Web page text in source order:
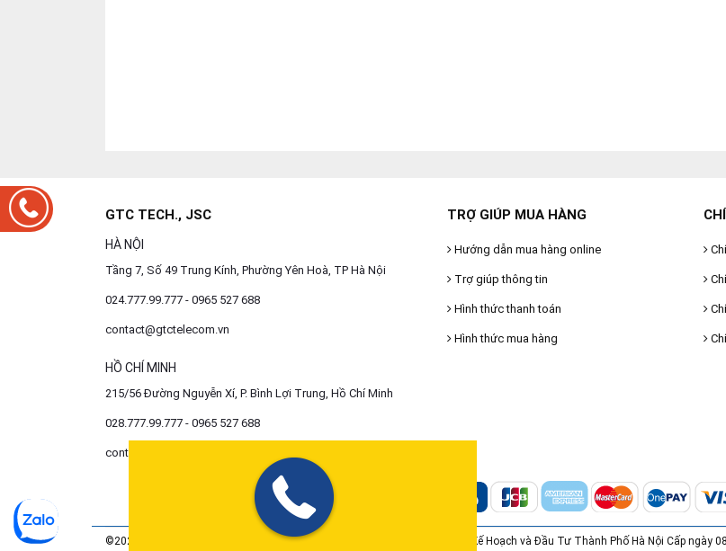
GTC TECH., JSC
HÀ NỘI
Tầng 7, Số 49 Trung Kính, Phường Yên Hoà, TP Hà Nội
024.777.99.777 - 0965 527 688
contact@gtctelecom.vn
HỒ CHÍ MINH
215/56 Đường Nguyễn Xí, P. Bình Lợi Trung, Hồ Chí Minh
028.777.99.777 - 0965 527 688
contact@gtctelecom.vn
TRỢ GIÚP MUA HÀNG
Hướng dẫn mua hàng online
Trợ giúp thông tin
Hình thức thanh toán
Hình thức mua hàng
©2020 All Rights Reserverd. GTC Tech., JSC. GPKD số 0106895512 do Sở Kế Hoạch và Đầu Tư Thành Phố Hà Nội Cấp ngày